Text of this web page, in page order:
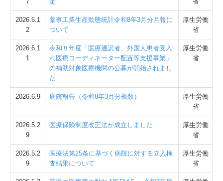
2026.6.1
2
薬事工業生産動態統計令和8年3月分月報に
ついて
厚生労働
省
2026.6.1
1
令和８年度「医療通訳者、外国人患者受入
れ医療コーディネーター配置等支援事業」
の補助対象医療機関の公募が開始されまし
た
厚生労働
省
2026.6.9 病院報告（令和8年3月分概数）
厚生労働
省
2026.5.2
9
医療保険制度改正法が成立しました
厚生労働
省
2026.5.2
9
医療法第25条に基づく病院に対する立入検
査結果について
厚生労働
省